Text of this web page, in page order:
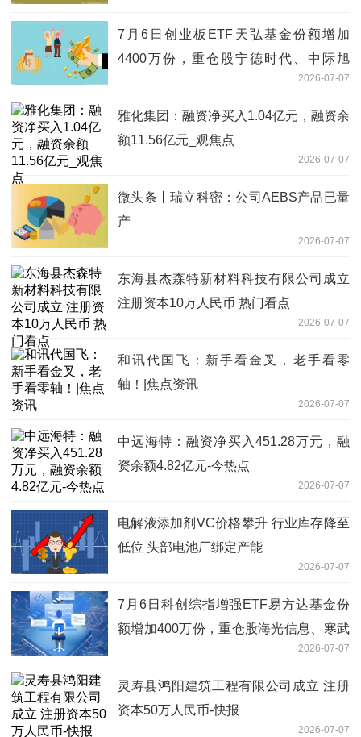
7月6日创业板ETF天弘基金份额增加
4400万份，重仓股宁德时代、中际旭
2026-07-07
雅化集团：融资净买入1.04亿元，融资余
额11.56亿元_观焦点
2026-07-07
微头条丨瑞立科密：公司AEBS产品已量
产
2026-07-07
东海县杰森特新材料科技有限公司成立
注册资本10万人民币 热门看点
2026-07-07
和讯代国飞：新手看金叉，老手看零
轴！|焦点资讯
2026-07-07
中远海特：融资净买入451.28万元，融
资余额4.82亿元-今热点
2026-07-07
电解液添加剂VC价格攀升 行业库存降至
低位 头部电池厂绑定产能
2026-07-07
7月6日科创综指增强ETF易方达基金份
额增加400万份，重仓股海光信息、寒武
2026-07-07
灵寿县鸿阳建筑工程有限公司成立 注册
资本50万人民币-快报
2026-07-07